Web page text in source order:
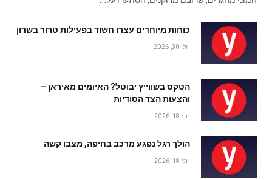
כוחות מיוחדים עצרו חשוד בפעילות טרור בשרון
יולי 30, 2026
הטקס בשווייץ יבוטל? האיומים מאיראן –
והצעות הצד הסודיות
יוני 18, 2026
הולך רגל נפגע מרכב בחיפה, מצבו קשה
יוני 18, 2026